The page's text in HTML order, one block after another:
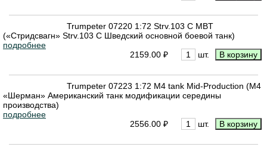
Trumpeter 07220 1:72 Strv.103 С MBT
(«Стридсвагн» Strv.103 С Шведский основной боевой танк)
подробнее
2159.00 ₽
шт.
Trumpeter 07223 1:72 M4 tank Mid-Production (M4
«Шерман» Американский танк модификации середины
производства)
подробнее
2556.00 ₽
шт.